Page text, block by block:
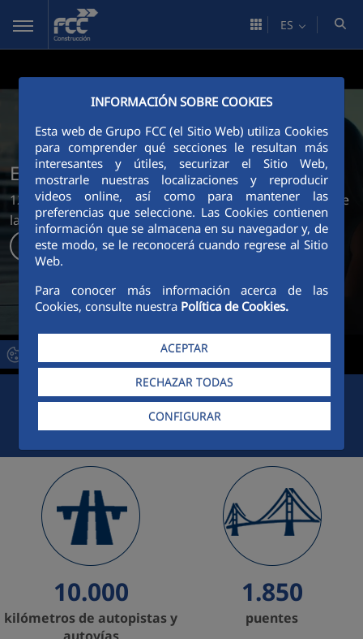
Saltar al contenido principal
INFORMACIÓN SOBRE COOKIES
Esta web de Grupo FCC (el Sitio Web) utiliza Cookies
para comprender qué secciones le resultan más
interesantes y útiles, securizar el Sitio Web,
mostrarle nuestras localizaciones y reproducir
videos online, así como para mantener las
preferencias que seleccione. Las Cookies contienen
información que se almacena en su navegador y, de
este modo, se le reconocerá cuando regrese al Sitio
Web.
Para conocer más información acerca de las
Cookies, consulte nuestra Política de Cookies.
ACEPTAR
RECHAZAR TODAS
CONFIGURAR
ES
Existimos en lo que nos rodea
125 años creando los escenarios sostenibles en los que
la vida sucede.
Descubre más
CIUDAD FCC ACCESO EMPLEADOS PREMIOS
10.000
kilómetros de autopistas y
1.850
puentes